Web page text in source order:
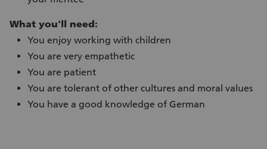
What you'll need:
You enjoy working with children
You are very empathetic
You are patient
You are tolerant of other cultures and moral values
You have a good knowledge of German